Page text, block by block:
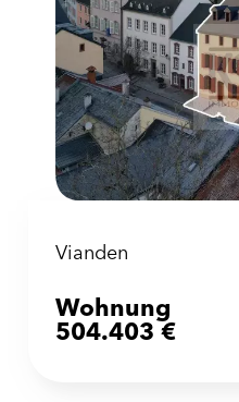
Vianden
Wohnung
504.403 €